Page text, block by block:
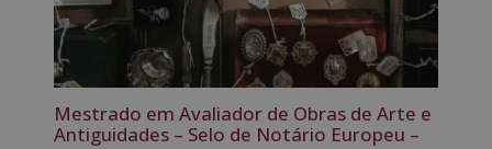
Mestrado em Avaliador de Obras de Arte e
Antiguidades – Selo de Notário Europeu –